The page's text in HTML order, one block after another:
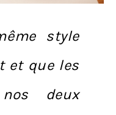
style
et que les
deux